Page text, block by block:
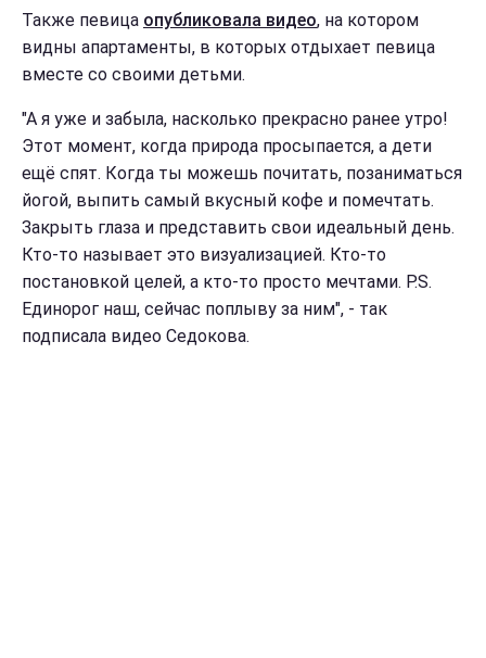
Также певица опубликовала видео, на котором
видны апартаменты, в которых отдыхает певица
вместе со своими детьми.
"А я уже и забыла, насколько прекрасно ранее утро!
Этот момент, когда природа просыпается, а дети
ещё спят. Когда ты можешь почитать, позаниматься
йогой, выпить самый вкусный кофе и помечтать.
Закрыть глаза и представить свои идеальный день.
Кто-то называет это визуализацией. Кто-то
постановкой целей, а кто-то просто мечтами. P.S.
Единорог наш, сейчас поплыву за ним", - так
подписала видео Седокова.